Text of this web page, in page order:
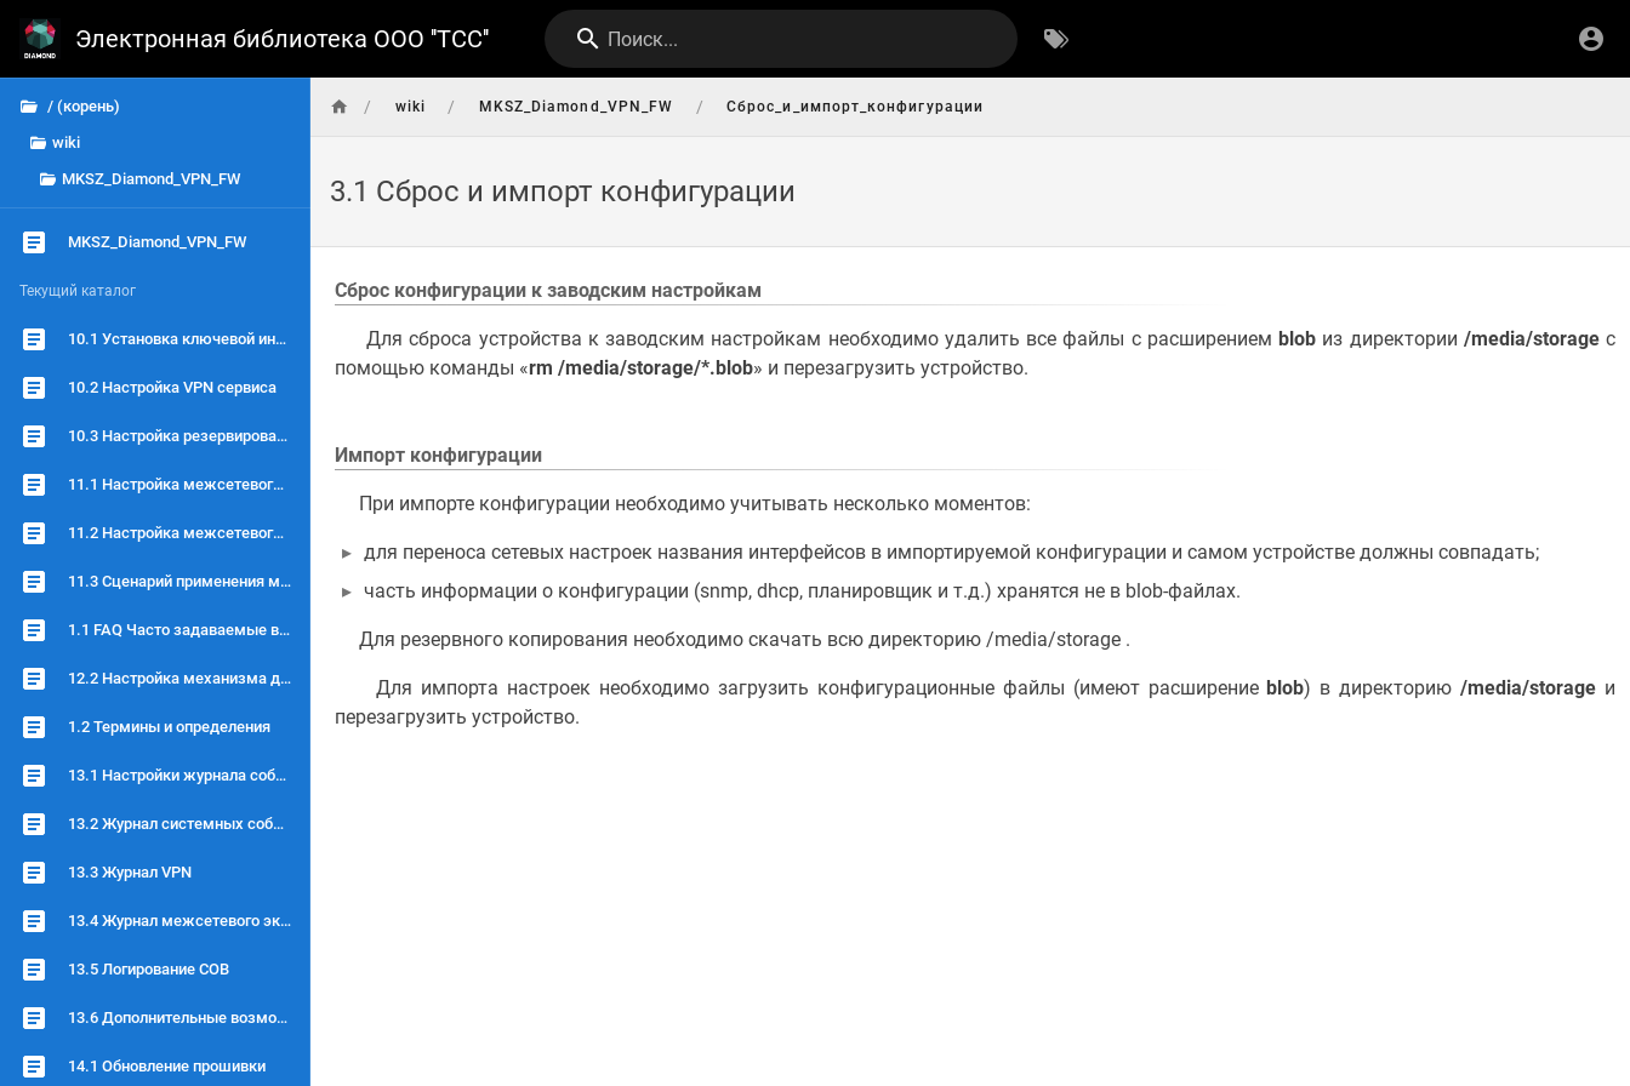
Электронная библиотека ООО ''ТСC'' Поиск...
/ (корень)
wiki
MKSZ_Diamond_VPN_FW
MKSZ_Diamond_VPN_FW
Текущий каталог
10.1 Установка ключевой информации
10.2 Настройка VPN сервиса
10.3 Настройка резервирования
11.1 Настройка межсетевого экрана на уровне L2
11.2 Настройка межсетевого экрана на уровне L3
11.3 Сценарий применения межсетевого экрана
1.1 FAQ Часто задаваемые вопросы
12.2 Настройка механизма детектирования
1.2 Термины и определения
13.1 Настройки журнала событий
13.2 Журнал системных событий
13.3 Журнал VPN
13.4 Журнал межсетевого экрана
13.5 Логирование СОВ
13.6 Дополнительные возможности логирования
14.1 Обновление прошивки
/ wiki / MKSZ_Diamond_VPN_FW / Сброс_и_импорт_конфигурации
3.1 Сброс и импорт конфигурации
Сброс конфигурации к заводским настройкам
Для сброса устройства к заводским настройкам необходимо удалить все файлы с расширениемblob из директории /media/storageс
помощью команды «rm /media/storage/*.blob» и перезагрузить устройство.
Импорт конфигурации
При импорте конфигурации необходимо учитывать несколько моментов:
для переноса сетевых настроек названия интерфейсов в импортируемой конфигурации и самом устройстве должны совпадать;
часть информации о конфигурации (snmp, dhcp, планировщик и т.д.) хранятся не в blob-файлах.
Для резервного копирования необходимо скачать всю директорию /media/storage .
Для импорта настроек необходимо загрузить конфигурационные файлы (имеют расширениеblob) в директорию/media/storage и
перезагрузить устройство.